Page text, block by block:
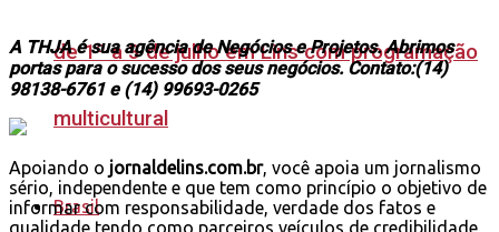
de 1º a 3 de julho em Lins com programação
multicultural
Brasil
A THJA é sua agência de Negócios e Projetos. Abrimos
portas para o sucesso dos seus negócios. Contato:(14)
98138-6761 e (14) 99693-0265
Apoiando o jornaldelins.com.br, você apoia um jornalismo
sério, independente e que tem como princípio o objetivo de
informar com responsabilidade, verdade dos fatos e